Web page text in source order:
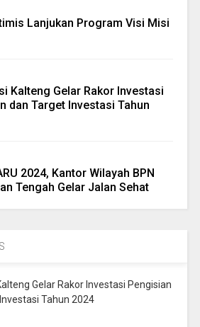
Lanjukan Program Visi Misi
Kalteng Gelar Rakor Investasi
dan Target Investasi Tahun
2024, Kantor Wilayah BPN
Tengah Gelar Jalan Sehat
Gelar Rakor Investasi Pengisian
Tahun 2024